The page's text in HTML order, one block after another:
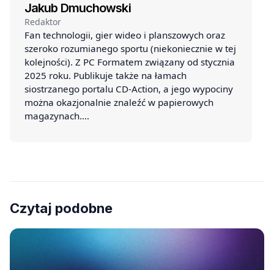
Jakub Dmuchowski
Redaktor
Fan technologii, gier wideo i planszowych oraz
szeroko rozumianego sportu (niekoniecznie w tej
kolejności). Z PC Formatem związany od stycznia
2025 roku. Publikuje także na łamach
siostrzanego portalu CD-Action, a jego wypociny
można okazjonalnie znaleźć w papierowych
magazynach.…
Czytaj podobne